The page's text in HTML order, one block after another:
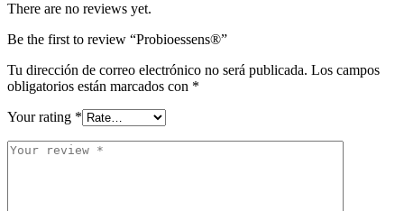
There are no reviews yet.
Be the first to review “Probioessens®”
Tu dirección de correo electrónico no será publicada. Los campos
obligatorios están marcados con *
Your rating *